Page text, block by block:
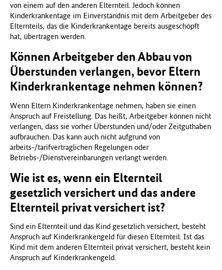
von einem auf den anderen Elternteil. Jedoch können
Kinderkrankentage im Einverständnis mit dem Arbeitgeber des
Elternteils, das die Kinderkrankentage bereits ausgeschöpft
hat, übertragen werden.
Können Arbeitgeber den Abbau von
Überstunden verlangen, bevor Eltern
Kinderkrankentage nehmen können?
Wenn Eltern Kinderkrankentage nehmen, haben sie einen
Anspruch auf Freistellung. Das heißt, Arbeitgeber können nicht
verlangen, dass sie vorher Überstunden und/oder Zeitguthaben
aufbrauchen. Das kann auch nicht aufgrund von
arbeits-/tarifvertraglichen Regelungen oder
Betriebs-/Dienstvereinbarungen verlangt werden.
Wie ist es, wenn ein Elternteil
gesetzlich versichert und das andere
Elternteil privat versichert ist?
Sind ein Elternteil und das Kind gesetzlich versichert, besteht
Anspruch auf Kinderkrankengeld für diesen Elternteil. Ist das
Kind mit dem anderen Elternteil privat versichert, besteht kein
Anspruch auf Kinderkrankengeld.